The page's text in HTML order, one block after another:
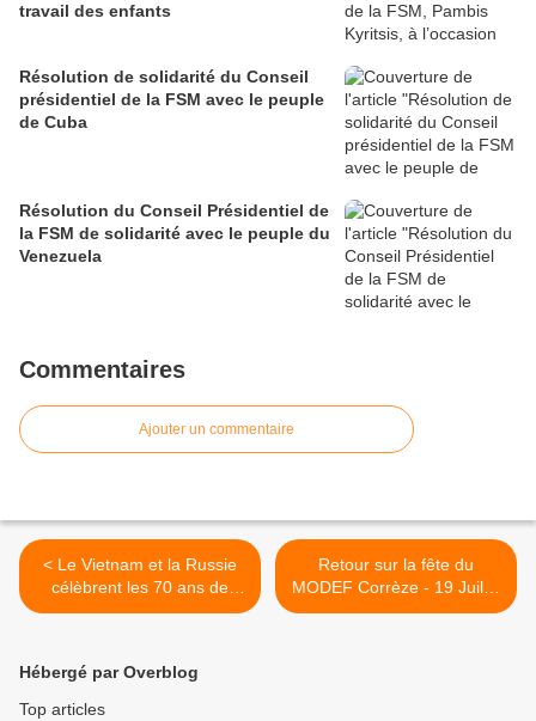
travail des enfants
Résolution de solidarité du Conseil
présidentiel de la FSM avec le peuple
de Cuba
Résolution du Conseil Présidentiel de
la FSM de solidarité avec le peuple du
Venezuela
Commentaires
Ajouter un commentaire
< Le Vietnam et la Russie
célèbrent les 70 ans de
leurs relations à Moscou
Retour sur la fête du
MODEF Corrèze - 19 Juillet
2025 >
Hébergé par Overblog
Top articles